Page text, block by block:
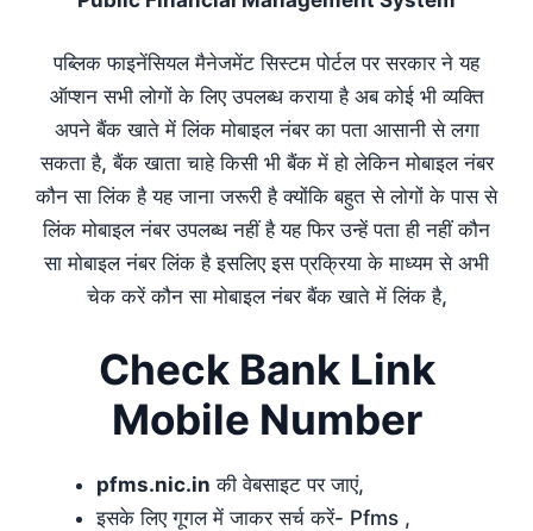
पब्लिक फाइनेंसियल मैनेजमेंट सिस्टम पोर्टल पर सरकार ने यह
ऑप्शन सभी लोगों के लिए उपलब्ध कराया है अब कोई भी व्यक्ति
अपने बैंक खाते में लिंक मोबाइल नंबर का पता आसानी से लगा
सकता है, बैंक खाता चाहे किसी भी बैंक में हो लेकिन मोबाइल नंबर
कौन सा लिंक है यह जाना जरूरी है क्योंकि बहुत से लोगों के पास से
लिंक मोबाइल नंबर उपलब्ध नहीं है यह फिर उन्हें पता ही नहीं कौन
सा मोबाइल नंबर लिंक है इसलिए इस प्रक्रिया के माध्यम से अभी
चेक करें कौन सा मोबाइल नंबर बैंक खाते में लिंक है,
Check Bank Link
Mobile Number
pfms.nic.in की वेबसाइट पर जाएं,
इसके लिए गूगल में जाकर सर्च करें- Pfms ,